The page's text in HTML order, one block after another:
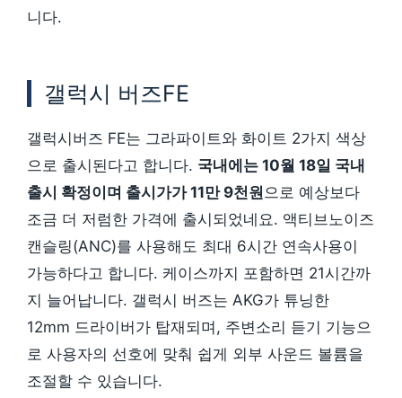
니다.
갤럭시 버즈FE
갤럭시버즈 FE는 그라파이트와 화이트 2가지 색상
으로 출시된다고 합니다. 국내에는 10월 18일 국내
출시 확정이며 출시가가 11만 9천원 으로 예상보다
조금 더 저럼한 가격에 출시되었네요. 액티브노이즈
캔슬링(ANC)를 사용해도 최대 6시간 연속사용이
가능하다고 합니다. 케이스까지 포함하면 21시간까
지 늘어납니다. 갤럭시 버즈는 AKG가 튜닝한
12mm 드라이버가 탑재되며, 주변소리 듣기 기능으
로 사용자의 선호에 맞춰 쉽게 외부 사운드 볼륨을
조절할 수 있습니다.